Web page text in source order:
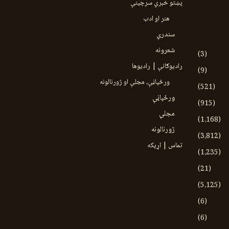
(3)
(9)
(521)
(915)
(1،168)
(3،812)
(1،235)
(21)
(5،125)
(6)
(6)
پښتو خبري سرچينې
هنر او ادب
سندرې
شعرونه
رادیوګانې | رادیوها
ورځپاڼې، مجلې او ژورنالونه
ورځپاڼې
مجلې
ژورنالونه
تماس | اړیکه